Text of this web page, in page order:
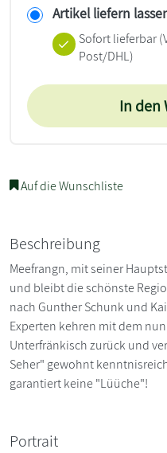
Artikel liefern
Sofort lieferbar
Post/DHL)
In den
Auf die Wunschliste
Beschreibung
Meefrangn, mit seiner
und bleibt die schönste
nach Gunther Schunk und
Experten kehren mit dem
Unterfränkisch zurück und
Seher" gewohnt
garantiert keine "Lüüche"!
Portrait